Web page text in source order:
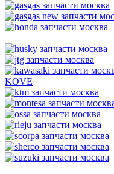
KOVE